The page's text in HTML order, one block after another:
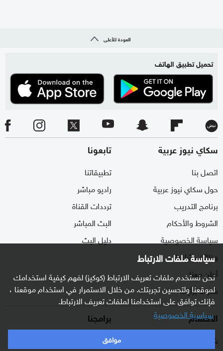
سياسة ملفات الارتباط
نحن نستخدم ملفات تعريف الارتباط (كوكيز) لفهم كيفية استخدامك
لموقعنا ولتحسين تجربتك. من خلال الاستمرار في استخدام موقعنا ،
فإنك توافق على استخدامنا لملفات تعريف الارتباط.
سياسية الخصوصية
موافق
العودة للأعلى
تحميل تطبيق الهاتف
سكاي نيوز عربية
اتصل بنا
حول سكاي نيوز عربية
برنامج التدريب
الشروط والأحكام
سياسة الخصوصية
وظائف شاغرة
أعلن معنا
شاركنا برأيك
تابعونا
تطبيقاتنا
راديو مباشر
ترددات القناة
البث المباشر
دليل البث
الأقسام
شرق أوسط
برامجنا
غرفة الأخبار